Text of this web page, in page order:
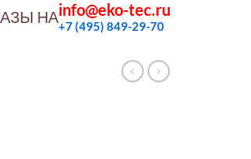
НАinfo@eko-tec.ru
+7 (495) 849-29-70